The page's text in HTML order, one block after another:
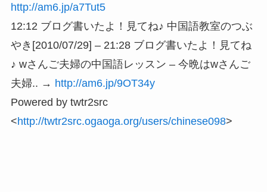
http://am6.jp/a7Tut5
12:12 ブログ書いたよ！見てね♪ 中国語教室のつぶ
やき[2010/07/29] – 21:28 ブログ書いたよ！見てね
♪ wさんご夫婦の中国語レッスン – 今晩はwさんご
夫婦.. → http://am6.jp/9OT34y
Powered by twtr2src
<http://twtr2src.ogaoga.org/users/chinese098>